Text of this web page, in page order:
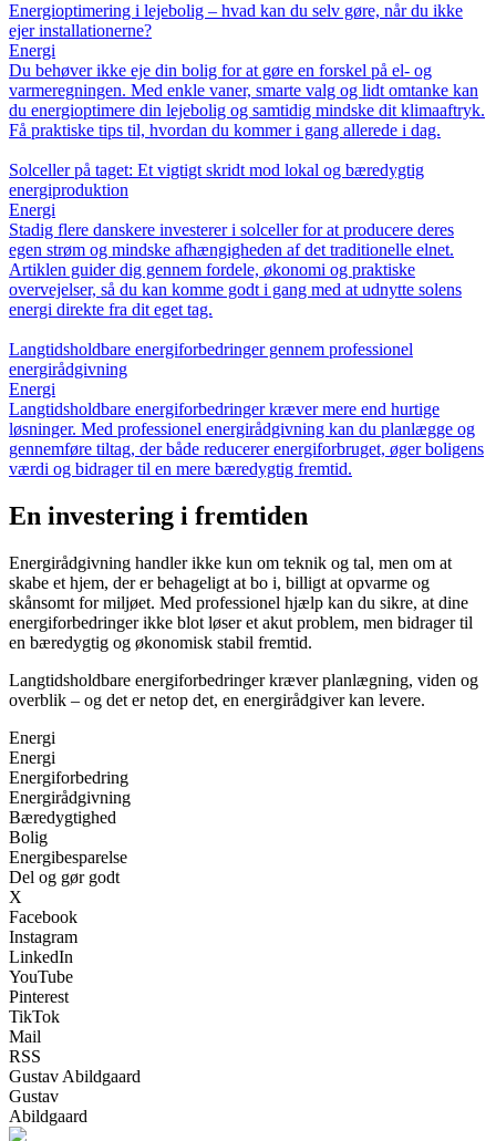
Energioptimering i lejebolig – hvad kan du selv gøre, når du ikke
ejer installationerne?
Energi
Du behøver ikke eje din bolig for at gøre en forskel på el- og
varmeregningen. Med enkle vaner, smarte valg og lidt omtanke kan
du energioptimere din lejebolig og samtidig mindske dit klimaaftryk.
Få praktiske tips til, hvordan du kommer i gang allerede i dag.
Solceller på taget: Et vigtigt skridt mod lokal og bæredygtig
energiproduktion
Energi
Stadig flere danskere investerer i solceller for at producere deres
egen strøm og mindske afhængigheden af det traditionelle elnet.
Artiklen guider dig gennem fordele, økonomi og praktiske
overvejelser, så du kan komme godt i gang med at udnytte solens
energi direkte fra dit eget tag.
Langtidsholdbare energiforbedringer gennem professionel
energirådgivning
Energi
Langtidsholdbare energiforbedringer kræver mere end hurtige
løsninger. Med professionel energirådgivning kan du planlægge og
gennemføre tiltag, der både reducerer energiforbruget, øger boligens
værdi og bidrager til en mere bæredygtig fremtid.
En investering i fremtiden
Energirådgivning handler ikke kun om teknik og tal, men om at
skabe et hjem, der er behageligt at bo i, billigt at opvarme og
skånsomt for miljøet. Med professionel hjælp kan du sikre, at dine
energiforbedringer ikke blot løser et akut problem, men bidrager til
en bæredygtig og økonomisk stabil fremtid.
Langtidsholdbare energiforbedringer kræver planlægning, viden og
overblik – og det er netop det, en energirådgiver kan levere.
Energi
Energi
Energiforbedring
Energirådgivning
Bæredygtighed
Bolig
Energibesparelse
Del og gør godt
X
Facebook
Instagram
LinkedIn
YouTube
Pinterest
TikTok
Mail
RSS
Gustav Abildgaard
Gustav
Abildgaard